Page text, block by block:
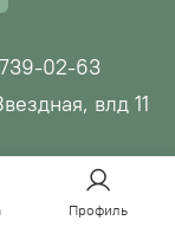
02-63
влд 11
Профиль